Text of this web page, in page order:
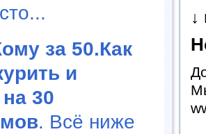
за 50.Как
и
30
. Всё ниже